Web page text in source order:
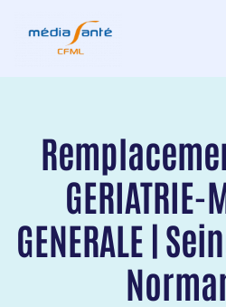
GERIATRIE-
GENERALE |